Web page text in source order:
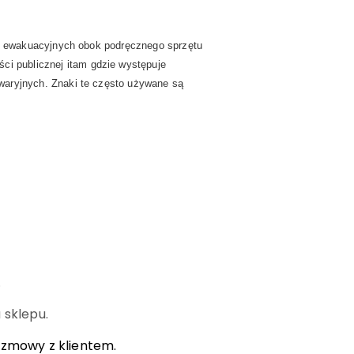
ewakuacyjnychobok podręcznego sprzętu
publicznej itam gdzie występuje
Znaki te często używane są
z klientem.